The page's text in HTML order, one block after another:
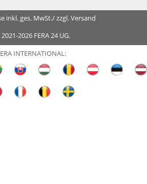
inkl. ges. MwSt./ zzgl. Versand
2026 FERA 24 UG.
INTERNATIONAL: